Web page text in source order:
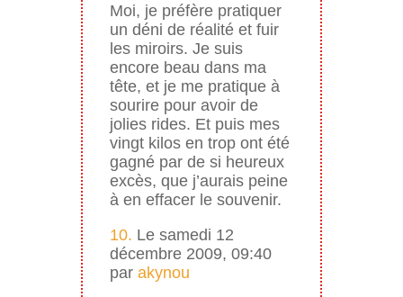
Moi, je préfère pratiquer
un déni de réalité et fuir
les miroirs. Je suis
encore beau dans ma
tête, et je me pratique à
sourire pour avoir de
jolies rides. Et puis mes
vingt kilos en trop ont été
gagné par de si heureux
excès, que j’aurais peine
à en effacer le souvenir.
10. Le samedi 12
décembre 2009, 09:40
par akynou